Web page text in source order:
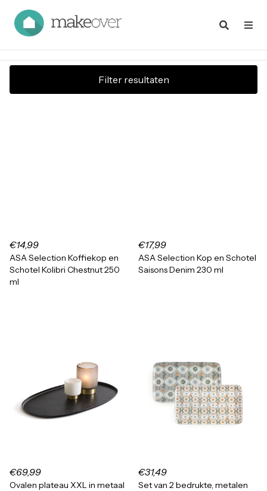
Filter resultaten
€14,99
ASA Selection Koffiekop en
Schotel Kolibri Chestnut 250
ml
€17,99
ASA Selection Kop en Schotel
Saisons Denim 230 ml
€69,99
Ovalen plateau XXL in metaal
€31,49
Set van 2 bedrukte, metalen